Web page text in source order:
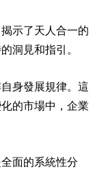
示了天人合一的
洞見和指引。
身發展規律。這
的市場中，企業
面的系統性分